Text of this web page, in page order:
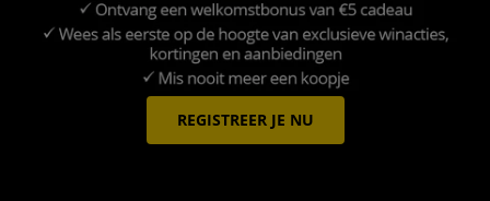
REGISTREER JE NU